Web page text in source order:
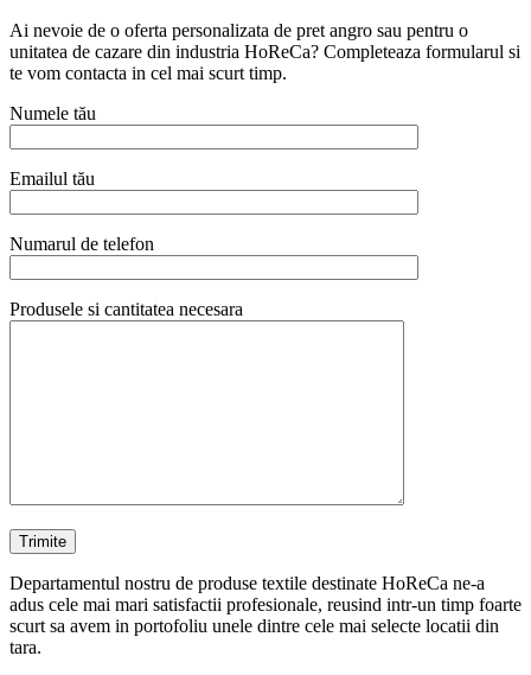
Ai nevoie de o oferta personalizata de pret angro sau pentru o
unitatea de cazare din industria HoReCa? Completeaza formularul si
te vom contacta in cel mai scurt timp.
Numele tău
Emailul tău
Numarul de telefon
Produsele si cantitatea necesara
Departamentul nostru de produse textile destinate HoReCa ne-a
adus cele mai mari satisfactii profesionale, reusind intr-un timp foarte
scurt sa avem in portofoliu unele dintre cele mai selecte locatii din
tara.